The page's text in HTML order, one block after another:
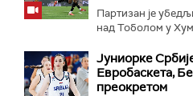
Партизан је
над Тоболом у
Јуниорке
Евробаскета,
преокретом